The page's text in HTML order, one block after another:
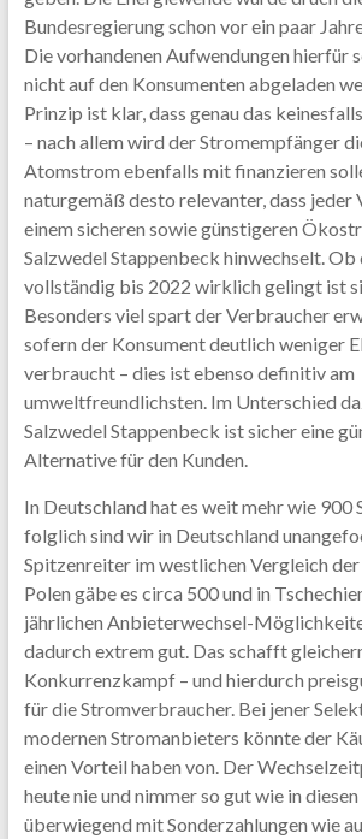
Bundesregierung schon vor ein paar
Die vorhandenen Aufwendungen hierfür
nicht auf den Konsumenten abgeladen
Prinzip ist klar, dass genau das
– nach allem wird der Stromempfänger
Atomstrom ebenfalls mit finanzieren
naturgemäß desto relevanter, dass jeder
einem sicheren sowie günstigeren
Salzwedel Stappenbeck hinwechselt.
vollständig bis 2022 wirklich gelingt ist
Besonders viel spart der Verbraucher
sofern der Konsument deutlich weniger
verbraucht – dies ist ebenso definitiv am
umweltfreundlichsten. Im Unterschied
Salzwedel Stappenbeck ist sicher eine
Alternative für den Kunden.
In Deutschland hat es weit mehr wie 900
folglich sind wir in Deutschland
Spitzenreiter im westlichen Vergleich
Polen gäbe es circa 500 und in
jährlichen Anbieterwechsel-
dadurch extrem gut. Das schafft
Konkurrenzkampf – und hierdurch
für die Stromverbraucher. Bei jener
modernen Stromanbieters könnte der
einen Vorteil haben von. Der
heute nie und nimmer so gut wie in diesen
überwiegend mit Sonderzahlungen wie